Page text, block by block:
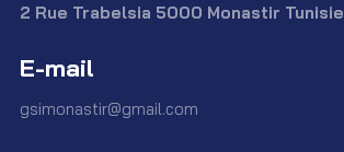
2 Rue Trabelsia 5000 Monastir Tunisie
E-mail
gsimonastir@gmail.com